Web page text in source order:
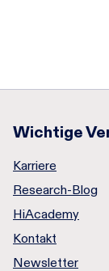
Wichtige
Karriere
Research-Blog
HiAcademy
Kontakt
Newsletter